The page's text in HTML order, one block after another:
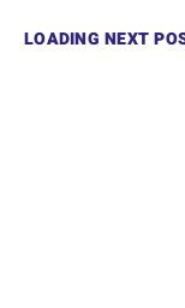
LOADING NEXT